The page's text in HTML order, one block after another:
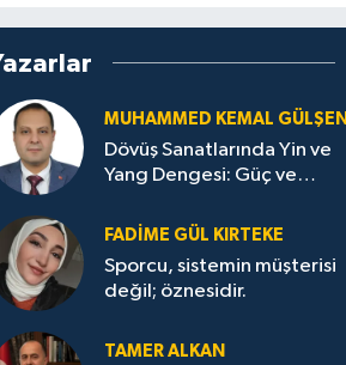
MUHAMMED KEMAL GÜLŞEN
Dövüş Sanatlarında Yin ve
Yang Dengesi: Güç ve
FADIME GÜL KIRTEKE
Sporcu, sistemin müşterisi
değil; öznesidir.
TAMER ALKAN